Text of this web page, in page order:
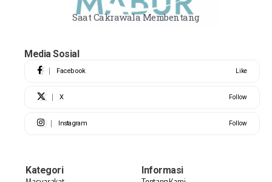
Saat Cakrawala Membentang
Media Sosial
Facebook Like
X Follow
Instagram Follow
Kategori Informasi